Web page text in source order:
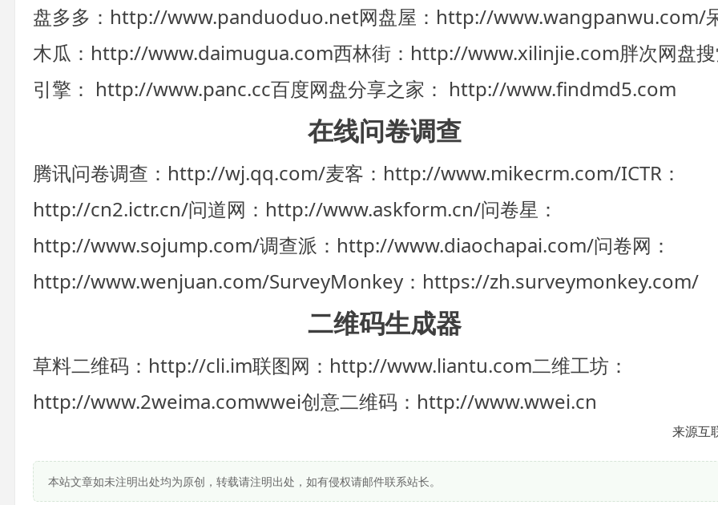
盘多多：http://www.panduoduo.net网盘屋：http://www.wangpanwu.com/
木瓜：http://www.daimugua.com西林街：http://www.xilinjie.com胖次网盘
引擎： http://www.panc.cc百度网盘分享之家： http://www.findmd5.com
在线问卷调查
腾讯问卷调查：http://wj.qq.com/麦客：http://www.mikecrm.com/ICTR：
http://cn2.ictr.cn/问道网：http://www.askform.cn/问卷星：
http://www.sojump.com/调查派：http://www.diaochapai.com/问卷网：
http://www.wenjuan.com/SurveyMonkey：https://zh.surveymonkey.com/
二维码生成器
草料二维码：http://cli.im联图网：http://www.liantu.com二维工坊：
http://www.2weima.comwwei创意二维码：http://www.wwei.cn
来源互
本站文章如未注明出处均为原创，转载请注明出处，如有侵权请邮件联系站长。